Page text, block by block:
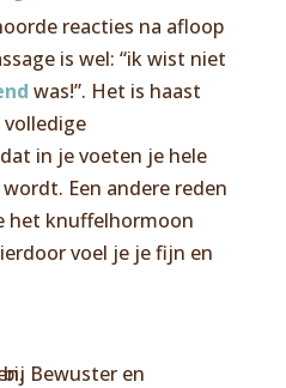
reacties na afloop
is wel: “ik wist niet
was!”. Het is haast
in je voeten je hele
Een andere reden
het knuffelhormoon
voel je je fijn en